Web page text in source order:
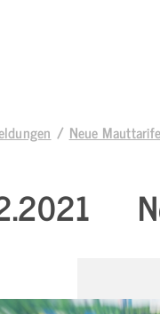
Neue